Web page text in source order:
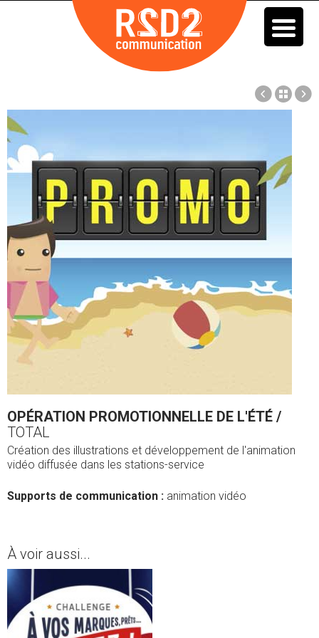
OPÉRATION PROMOTIONNELLE DE L'ÉTÉ /
TOTAL
Création des illustrations et développement de l'animation
vidéo diffusée dans les stations-service
Supports de communication : animation vidéo
À voir aussi...